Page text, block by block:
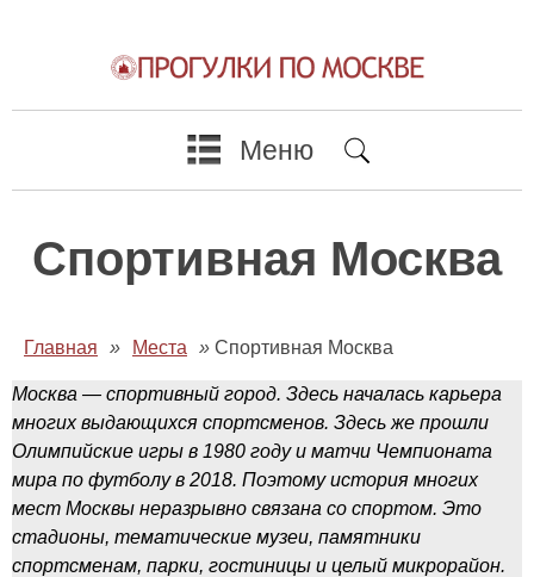
Меню
Спортивная Москва
Главная » Места » Спортивная Москва
Москва — спортивный город. Здесь началась карьера
многих выдающихся спортсменов. Здесь же прошли
Олимпийские игры в 1980 году и матчи Чемпионата
мира по футболу в 2018. Поэтому история многих
мест Москвы неразрывно связана со спортом. Это
стадионы, тематические музеи, памятники
спортсменам, парки, гостиницы и целый микрорайон.